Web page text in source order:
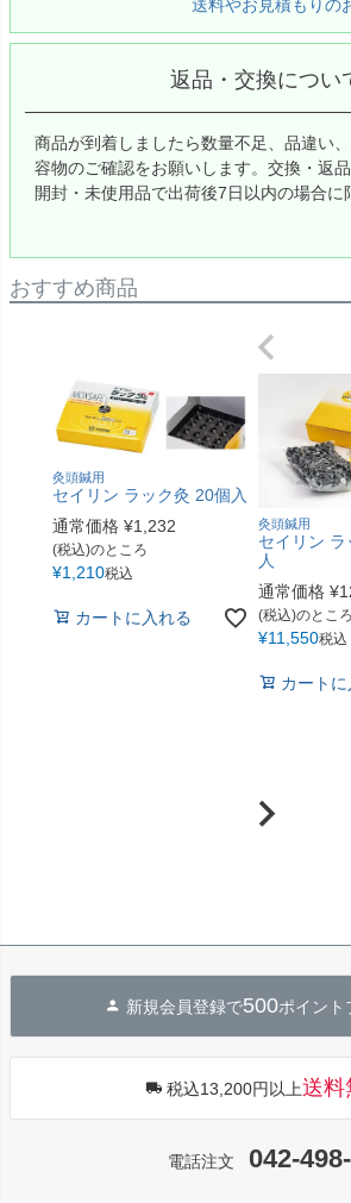
送料やお見積もりの
返品・交換につい
商品が到着しましたら数量不足、品違い
容物のご確認をお願いします。交換・返
開封・未使用品で出荷後7日以内の場合に
おすすめ商品
灸頭鍼用
セイリン ラック灸 20個入
通常価格 ¥1,232
(税込)のところ
¥1,210税込
カートに入れる
灸頭鍼用
セイリン
人
通常価格 ¥
(税込)のところ
¥11,550税込
カートに
新規会員登録で500ポイント
税込13,200円以上送料
電話注文 042-